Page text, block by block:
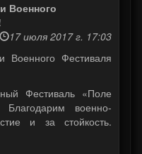
Военного
17 июля 2017 г. 17:03
Военного Фестиваля
Фестиваль «Поле
военно-
и за стойкость.